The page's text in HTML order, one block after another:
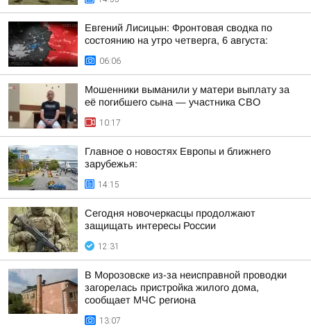
Евгений Лисицын: Фронтовая сводка по
состоянию на утро четверга, 6 августа:
06:06
Мошенники выманили у матери выплату за
её погибшего сына — участника СВО
10:17
Главное о новостях Европы и ближнего
зарубежья:
14:15
Сегодня новочеркасцы продолжают
защищать интересы России
12:31
В Морозовске из-за неисправной проводки
загорелась пристройка жилого дома,
сообщает МЧС региона
13:07